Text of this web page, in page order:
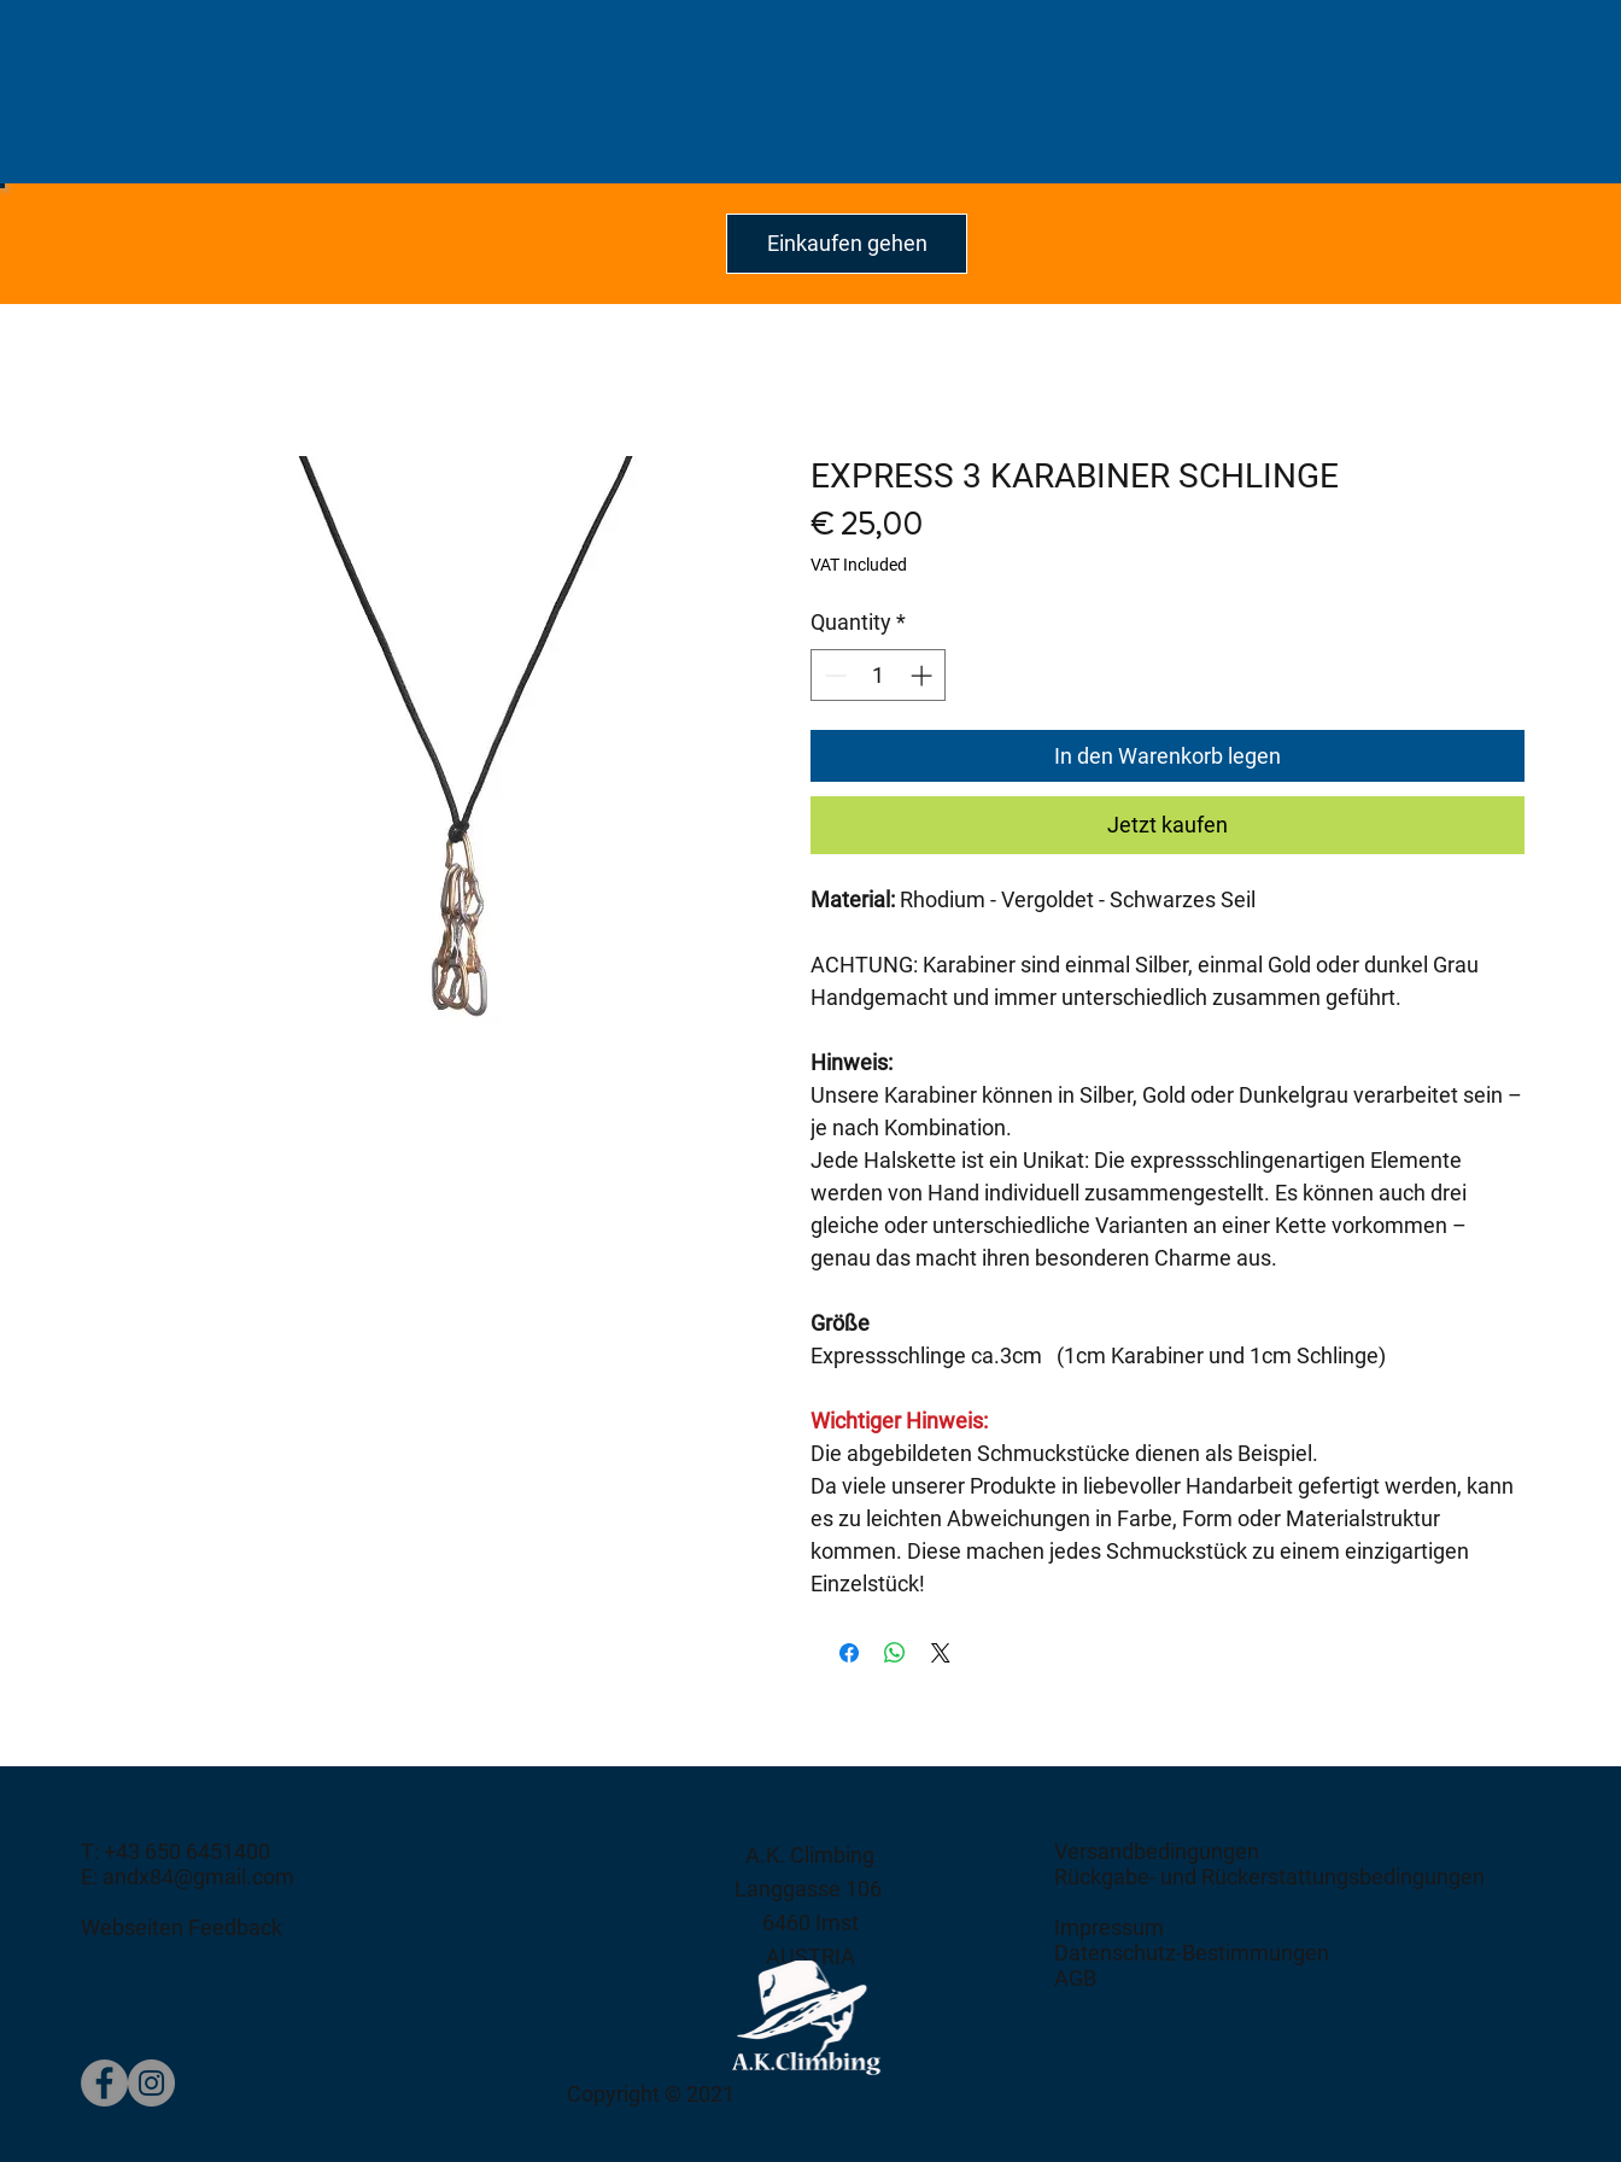
EXPRESS 3 KARABINER SCHLINGE
€ 25,00
VAT Included
Quantity*
In den Warenkorb legen
Jetzt kaufen
Material: Rhodium - Vergoldet - Schwarzes Seil
ACHTUNG: Karabiner sind einmal Silber, einmal Gold oder dunkel Grau
Handgemacht und immer unterschiedlich zusammen geführt.
Hinweis:
Unsere Karabiner können in Silber, Gold oder Dunkelgrau verarbeitet sein –
je nach Kombination.
Jede Halskette ist ein Unikat: Die expressschlingenartigen Elemente
werden von Hand individuell zusammengestellt. Es können auch drei
gleiche oder unterschiedliche Varianten an einer Kette vorkommen –
genau das macht ihren besonderen Charme aus.
Größe
Expressschlinge ca.3cm (1cm Karabiner und 1cm Schlinge)
Wichtiger Hinweis:
Die abgebildeten Schmuckstücke dienen als Beispiel.
Da viele unserer Produkte in liebevoller Handarbeit gefertigt werden, kann
es zu leichten Abweichungen in Farbe, Form oder Materialstruktur
kommen. Diese machen jedes Schmuckstück zu einem einzigartigen
Einzelstück!
Einkaufen gehen
A.K. Climbing
Langgasse 106
6460 Imst
AUSTRIA
T: +43 650 6451400
E: andx84@gmail.com
Webseiten Feedback
Copyright © 2021
Versandbedingungen
Rückgabe- und Rückerstattungsbedingungen
Impressum
Datenschutz-Bestimmungen
AGB